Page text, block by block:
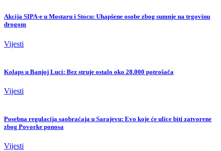
Akcija SIPA-e u Mostaru i Stocu: Uhapšene osobe zbog sumnje na trgovinu
drogom
Vijesti
Kolaps u Banjoj Luci: Bez struje ostalo oko 28.000 potrošača
Vijesti
Posebna regulacija saobraćaja u Sarajevu: Evo koje će ulice biti zatvorene
zbog Povorke ponosa
Vijesti